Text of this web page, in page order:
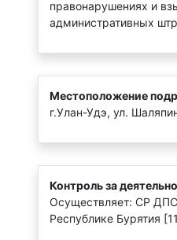
правонарушениях и
административных
Местоположение
г.Улан-Удэ, ул.
Контроль за
Осуществляет: CР
Республике Бурятия